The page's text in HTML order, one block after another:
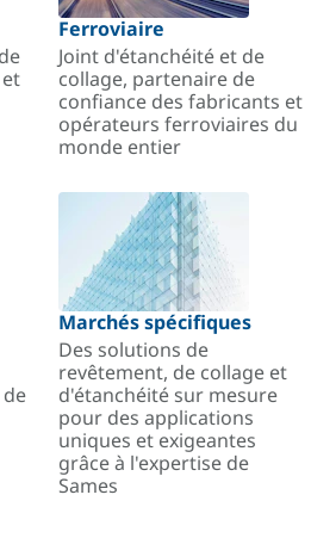
Ferroviaire
Joint d'étanchéité et de
collage, partenaire de
confiance des fabricants et
opérateurs ferroviaires du
monde entier
Marchés spécifiques
Des solutions de
revêtement, de collage et
d'étanchéité sur mesure
pour des applications
uniques et exigeantes
grâce à l'expertise de
Sames